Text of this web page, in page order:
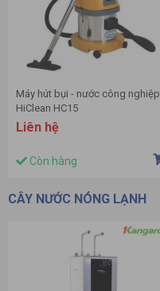
Máy hút bụi - nước công nghiệp
HiClean HC15
Liên hệ
Còn hàng
CÂY NƯỚC NÓNG LẠNH